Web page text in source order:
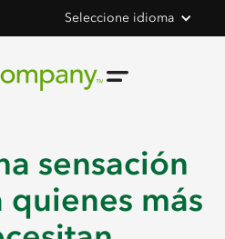
Seleccione idioma
sensación
más